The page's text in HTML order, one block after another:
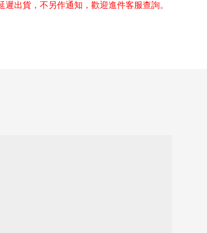
出貨，不另作通知，歡迎進件客服查詢。